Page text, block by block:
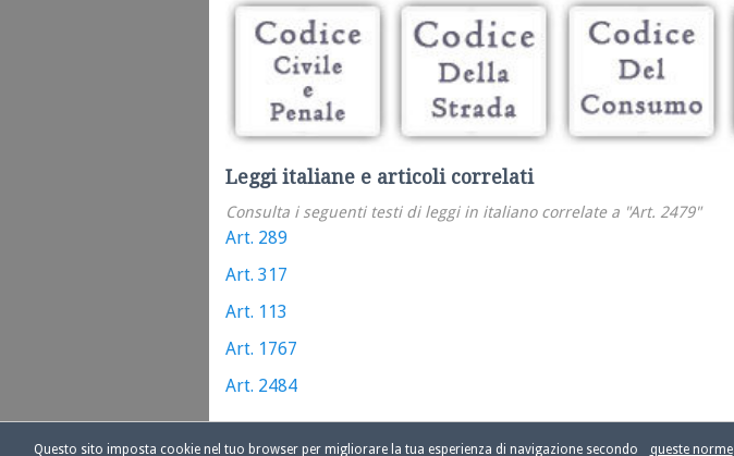
Leggi italiane e articoli correlati
Consulta i seguenti testi di leggi in italiano correlate a "Art. 2479"
Art. 289
Art. 317
Art. 113
Art. 1767
Art. 2484
Questo sito imposta cookie nel tuo browser per migliorare la tua esperienza di navigazione secondo queste norme